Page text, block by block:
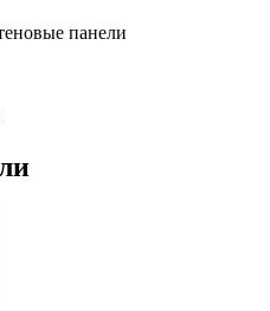
панели